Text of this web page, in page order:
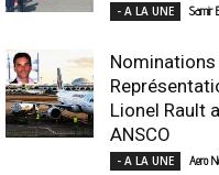
- A LA UNE Samir
Nominations
Lionel Rault
ANSCO
- A LA UNE Aero